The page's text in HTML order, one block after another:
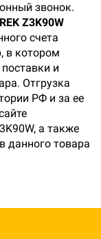
звонок.
Z3K90W
счета
в котором
и
Отгрузка
РФ и за ее
а также
данного товара